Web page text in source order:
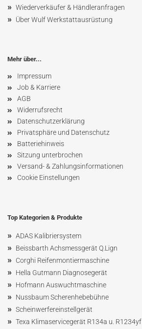
» Wiederverkäufer & Händleranfragen
» Über Wulf Werkstattausrüstung
Mehr über...
Impressum
Job & Karriere
AGB
Widerrufsrecht
Datenschutzerklärung
Privatsphäre und Datenschutz
Batteriehinweis
Sitzung unterbrochen
Versand- & Zahlungsinformationen
Cookie Einstellungen
Top Kategorien & Produkte
» ADAS Kalibriersystem
» Beissbarth Achsmessgerät Q.Lign
» Corghi Reifenmontiermaschine
» Hella Gutmann Diagnosegerät
» Hofmann Auswuchtmaschine
» NussbaumScherenhebebühne
» Scheinwerfereinstellgerät
» Texa Klimaservicegerät R134a u. R1234yf